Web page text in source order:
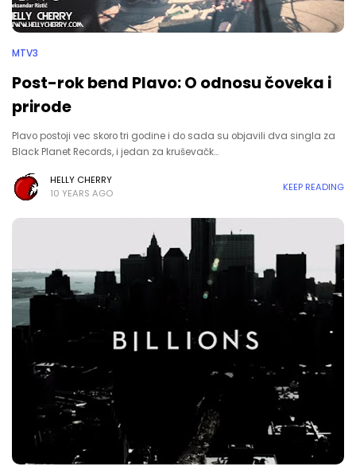
MTV3
Post-rok bend Plavo: O odnosu čoveka i
prirode
Plavo postoji vec skoro tri godine i do sada su objavili dva singla za
Black Planet Records, i jedan za kruševačk…
HELLY CHERRY
10 YEARS AGO
KEEP READING